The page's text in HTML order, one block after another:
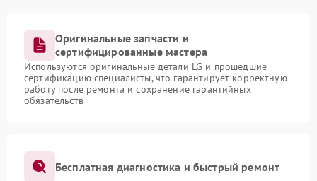
Оригинальные запчасти и
сертифицированные мастера
Используются оригинальные детали LG и прошедшие
сертификацию специалисты, что гарантирует корректную
работу после ремонта и сохранение гарантийных
обязательств
Бесплатная диагностика и быстрый ремонт